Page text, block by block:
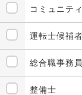
コミュニテ
運転士候補者
総合職事務員
整備士